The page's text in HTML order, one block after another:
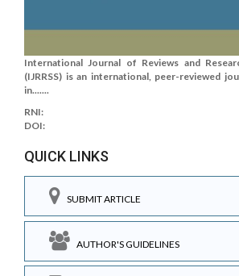
International Journal of Reviews and
(IJRRSS) is an international, peer-reviewed
in.......
RNI:
DOI:
QUICK LINKS
SUBMIT ARTICLE
AUTHOR'S GUIDELINES